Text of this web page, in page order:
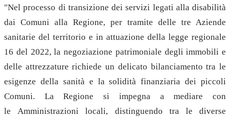
"Nel processo di transizione dei servizi legati alla disabilità
dai Comuni alla Regione, per tramite delle tre Aziende
sanitarie del territorio e in attuazione della legge regionale
16 del 2022, la negoziazione patrimoniale degli immobili e
delle attrezzature richiede un delicato bilanciamento tra le
esigenze della sanità e la solidità finanziaria dei piccoli
Comuni. La Regione si impegna a mediare con
le Amministrazioni locali, distinguendo tra le diverse